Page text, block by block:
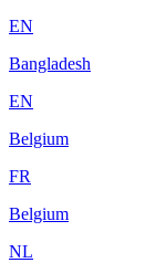
EN
Bangladesh
EN
Belgium
FR
Belgium
NL